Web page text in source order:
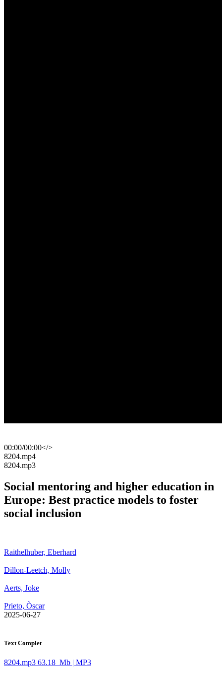
00:00/00:00</>
​8204.mp4
​8204.mp3
Social mentoring and higher education in
Europe: Best practice models to foster
social inclusion
Raithelhuber, Eberhard
Dillon-Leetch, Molly
Aerts, Joke
Prieto, Òscar
​ 2025-06-27
Text Complet
8204.mp3 63.18 Mb | MP3